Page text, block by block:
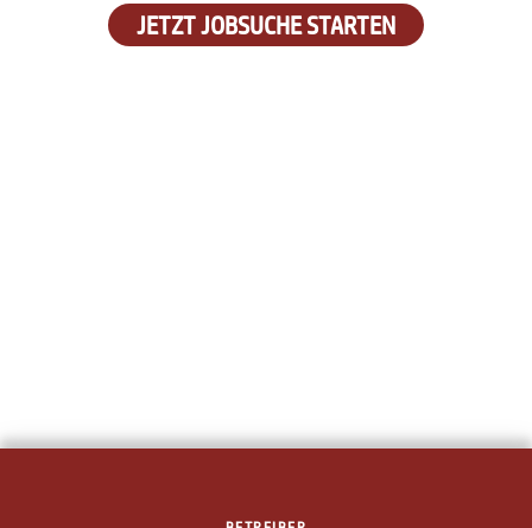
JETZT JOBSUCHE STARTEN